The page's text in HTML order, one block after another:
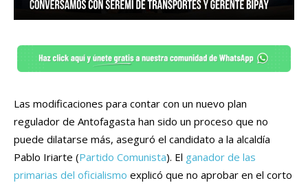
Las modificaciones para contar con un nuevo plan
regulador de Antofagasta han sido un proceso que no
puede dilatarse más, aseguró el candidato a la alcaldía
Pablo Iriarte (Partido Comunista). El ganador de las
primarias del oficialismo explicó que no aprobar en el corto